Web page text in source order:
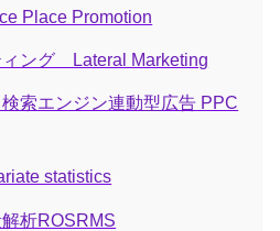
Place Promotion
ィング Lateral Marketing
索エンジン連動型広告 PPC
statistics
析ROSRMS